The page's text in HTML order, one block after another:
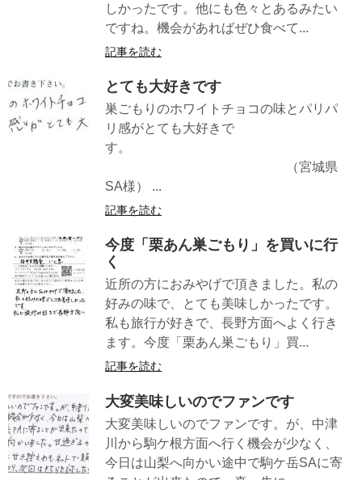
しかったです。他にも色々とあるみたい
ですね。機会があればぜひ食べて...
記事を読む
とても大好きです
巣ごもりのホワイトチョコの味とパリパ
リ感がとても大好きで
す。
（宮城県
SA様） ...
記事を読む
今度「栗あん巣ごもり」を買いに行
く
近所の方におみやげで頂きました。私の
好みの味で、とても美味しかったです。
私も旅行が好きで、長野方面へよく行き
ます。今度「栗あん巣ごもり」買...
記事を読む
大変美味しいのでファンです
大変美味しいのでファンです。が、中津
川から駒ケ根方面へ行く機会が少なく、
今日は山梨へ向かい途中で駒ケ岳SAに寄